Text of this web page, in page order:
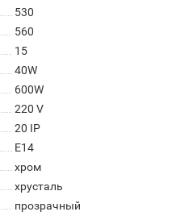
530
560
15
40W
600W
220 V
20 IP
E14
хром
хрусталь
прозрачный